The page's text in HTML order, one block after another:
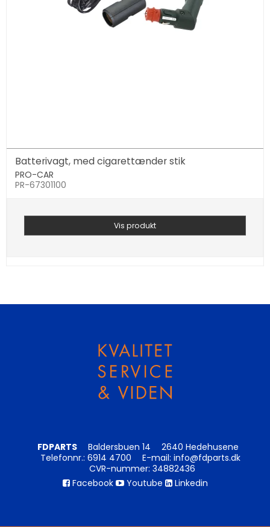
Batterivagt, med cigarettænder stik
PRO-CAR
PR-67301100
Vis produkt
FDPARTS Baldersbuen 14
2640 Hedehusene
Telefonnr.: 6914 4700 E-mail: info@fdparts.dk
CVR-nummer: 34882436
Facebook
Youtube Linkedin